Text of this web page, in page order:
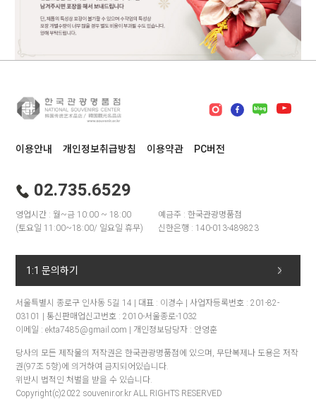
이용안내 개인정보취급방침 이용약관 PC버전
02.735.6529
영업시간 : 월~금 10:00 ~ 18:00
(토요일 11:00~18:00/ 일요일 휴무)
예금주 : 한국관광명품점
신한은행 : 140-013-489823
1:1 문의하기
서울특별시 종로구 인사동 5길 14 | 대표 : 이경수 | 사업자등록번호 : 201-82-
03101 | 통신판매업신고번호 : 2010-서울종로-1032
이메일 : ekta7485@gmail.com | 개인정보담당자 : 안영훈
당사의 모든 제작물의 저작권은 한국관광명품점에 있으며, 무단복제나 도용은 저작
권(97조 5항)에 의거하여 금지되어있습니다.
위반시 법적인 처벌을 받을 수 있습니다.
Copyright(c)2022 souvenir.or.kr ALL RIGHTS RESERVED